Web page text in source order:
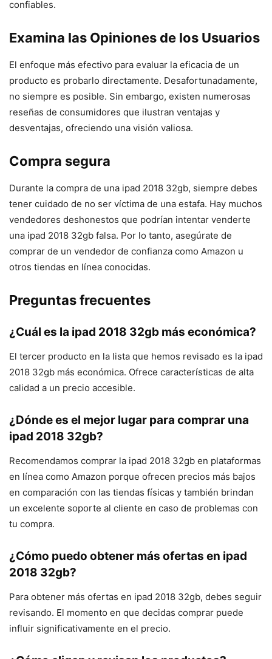
confiables.
Examina las Opiniones de los Usuarios
El enfoque más efectivo para evaluar la eficacia de un
producto es probarlo directamente. Desafortunadamente,
no siempre es posible. Sin embargo, existen numerosas
reseñas de consumidores que ilustran ventajas y
desventajas, ofreciendo una visión valiosa.
Compra segura
Durante la compra de una ipad 2018 32gb, siempre debes
tener cuidado de no ser víctima de una estafa. Hay muchos
vendedores deshonestos que podrían intentar venderte
una ipad 2018 32gb falsa. Por lo tanto, asegúrate de
comprar de un vendedor de confianza como Amazon u
otros tiendas en línea conocidas.
Preguntas frecuentes
¿Cuál es la ipad 2018 32gb más económica?
El tercer producto en la lista que hemos revisado es la ipad
2018 32gb más económica. Ofrece características de alta
calidad a un precio accesible.
¿Dónde es el mejor lugar para comprar una
ipad 2018 32gb?
Recomendamos comprar la ipad 2018 32gb en plataformas
en línea como Amazon porque ofrecen precios más bajos
en comparación con las tiendas físicas y también brindan
un excelente soporte al cliente en caso de problemas con
tu compra.
¿Cómo puedo obtener más ofertas en ipad
2018 32gb?
Para obtener más ofertas en ipad 2018 32gb, debes seguir
revisando. El momento en que decidas comprar puede
influir significativamente en el precio.